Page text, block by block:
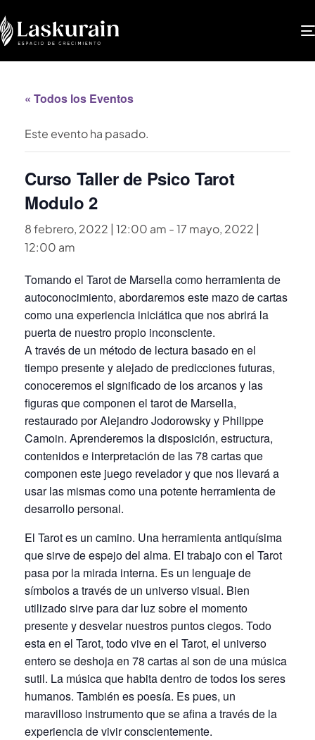
« Todos los Eventos
Este evento ha pasado.
Curso Taller de Psico Tarot
Modulo 2
8 febrero, 2022 | 12:00 am -17 mayo, 2022 |
12:00 am
Tomando el Tarot de Marsella como herramienta de
autoconocimiento, abordaremos este mazo de cartas
como una experiencia iniciática que nos abrirá la
puerta de nuestro propio inconsciente.
A través de un método de lectura basado en el
tiempo presente y alejado de predicciones futuras,
conoceremos el significado de los arcanos y las
figuras que componen el tarot de Marsella,
restaurado por Alejandro Jodorowsky y Philippe
Camoin. Aprenderemos la disposición, estructura,
contenidos e interpretación de las 78 cartas que
componen este juego revelador y que nos llevará a
usar las mismas como una potente herramienta de
desarrollo personal.
El Tarot es un camino. Una herramienta antiquísima
que sirve de espejo del alma. El trabajo con el Tarot
pasa por la mirada interna. Es un lenguaje de
símbolos a través de un universo visual. Bien
utilizado sirve para dar luz sobre el momento
presente y desvelar nuestros puntos ciegos. Todo
esta en el Tarot, todo vive en el Tarot, el universo
entero se deshoja en 78 cartas al son de una música
sutil. La música que habita dentro de todos los seres
humanos. También es poesía. Es pues, un
maravilloso instrumento que se afina a través de la
experiencia de vivir conscientemente.